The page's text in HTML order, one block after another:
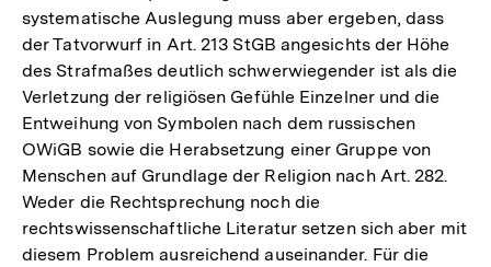
systematische Auslegung muss aber ergeben, dass
der Tatvorwurf in Art. 213 StGB angesichts der Höhe
des Strafmaßes deutlich schwerwiegender ist als die
Verletzung der religiösen Gefühle Einzelner und die
Entweihung von Symbolen nach dem russischen
OWiGB sowie die Herabsetzung einer Gruppe von
Menschen auf Grundlage der Religion nach Art. 282.
Weder die Rechtsprechung noch die
rechtswissenschaftliche Literatur setzen sich aber mit
diesem Problem ausreichend auseinander. Für die